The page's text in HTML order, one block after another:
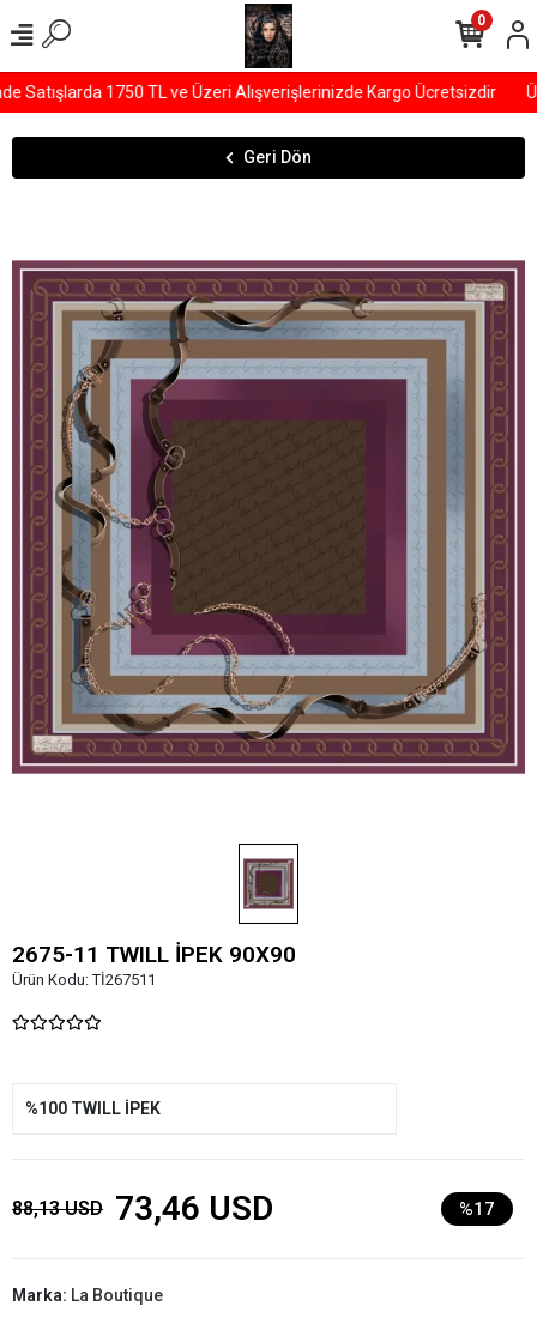
1750 TL ve Üzeri Alışverişlerinizde Kargo Ücretsizdir
0
Geri Dön
2675-11 TWILL İPEK 90X90
Ürün Kodu:Tİ267511
%100 TWILL İPEK
88,13 USD 73,46 USD %17
Marka: La Boutique